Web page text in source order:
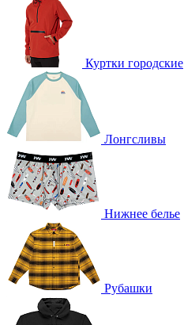
Куртки городские
Лонгсливы
Нижнее белье
Рубашки